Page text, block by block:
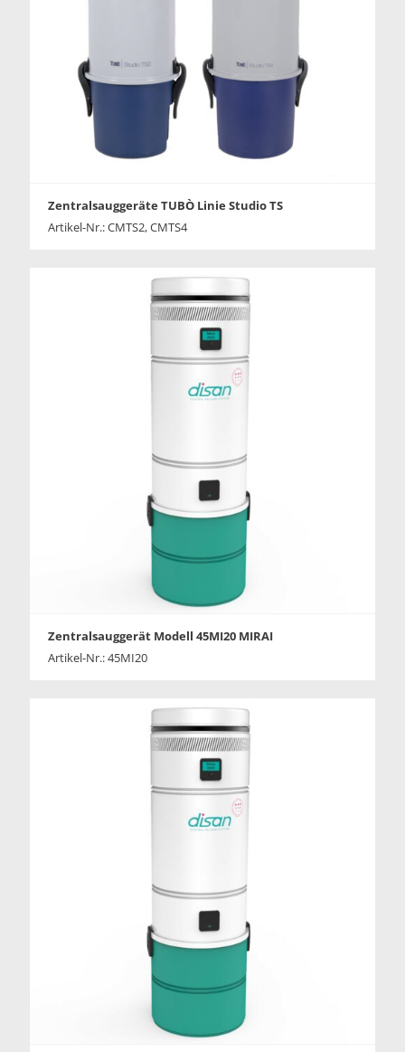
Zentralsauggeräte TUBÒ Linie Studio TS
Artikel-Nr.: CMTS2, CMTS4
Zentralsauggerät Modell 45MI20 MIRAI
Artikel-Nr.: 45MI20